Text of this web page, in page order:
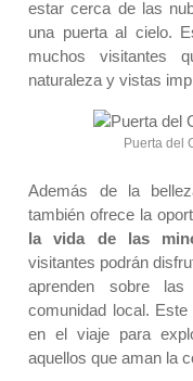
estar cerca de las
una puerta al cielo.
muchos visitantes
naturaleza y vistas
Puerta del
Además de la
también ofrece la
la vida de las
visitantes podrán
aprenden sobre
comunidad local.
en el viaje para
aquellos que aman la